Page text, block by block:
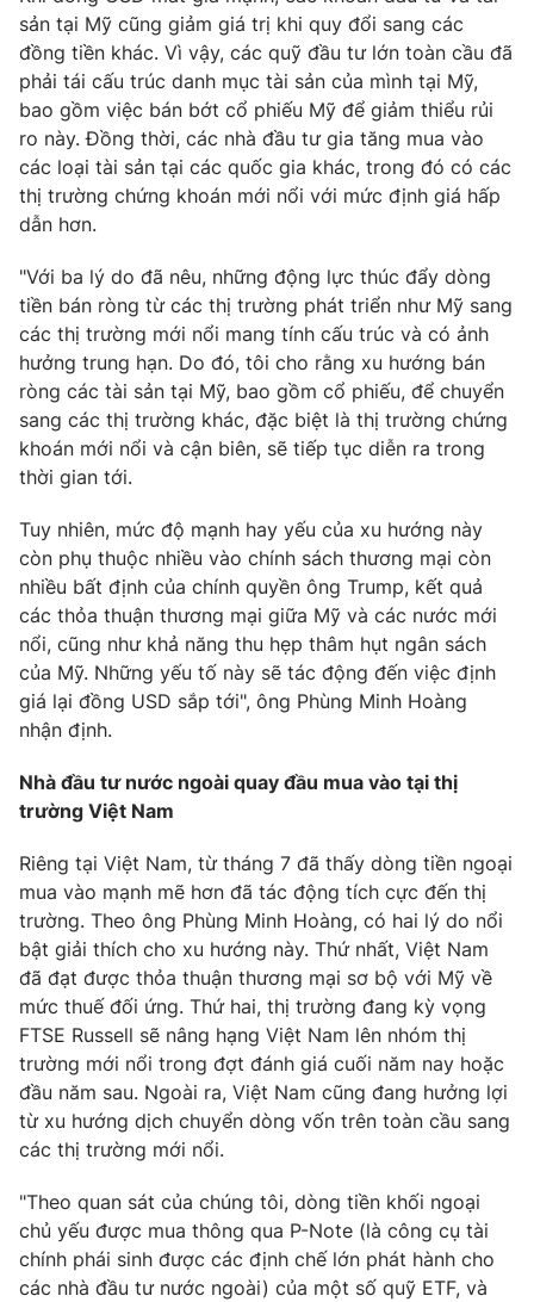
sản tại Mỹ cũng giảm giá trị khi quy đổi sang các
đồng tiền khác. Vì vậy, các quỹ đầu tư lớn toàn cầu đã
phải tái cấu trúc danh mục tài sản của mình tại Mỹ,
bao gồm việc bán bớt cổ phiếu Mỹ để giảm thiểu rủi
ro này. Đồng thời, các nhà đầu tư gia tăng mua vào
các loại tài sản tại các quốc gia khác, trong đó có các
thị trường chứng khoán mới nổi với mức định giá hấp
dẫn hơn.
"Với ba lý do đã nêu, những động lực thúc đẩy dòng
tiền bán ròng từ các thị trường phát triển như Mỹ sang
các thị trường mới nổi mang tính cấu trúc và có ảnh
hưởng trung hạn. Do đó, tôi cho rằng xu hướng bán
ròng các tài sản tại Mỹ, bao gồm cổ phiếu, để chuyển
sang các thị trường khác, đặc biệt là thị trường chứng
khoán mới nổi và cận biên, sẽ tiếp tục diễn ra trong
thời gian tới.
Tuy nhiên, mức độ mạnh hay yếu của xu hướng này
còn phụ thuộc nhiều vào chính sách thương mại còn
nhiều bất định của chính quyền ông Trump, kết quả
các thỏa thuận thương mại giữa Mỹ và các nước mới
nổi, cũng như khả năng thu hẹp thâm hụt ngân sách
của Mỹ. Những yếu tố này sẽ tác động đến việc định
giá lại đồng USD sắp tới", ông Phùng Minh Hoàng
nhận định.
Nhà đầu tư nước ngoài quay đầu mua vào tại thị
trường Việt Nam
Riêng tại Việt Nam, từ tháng 7 đã thấy dòng tiền ngoại
mua vào mạnh mẽ hơn đã tác động tích cực đến thị
trường. Theo ông Phùng Minh Hoàng, có hai lý do nổi
bật giải thích cho xu hướng này. Thứ nhất, Việt Nam
đã đạt được thỏa thuận thương mại sơ bộ với Mỹ về
mức thuế đối ứng. Thứ hai, thị trường đang kỳ vọng
FTSE Russell sẽ nâng hạng Việt Nam lên nhóm thị
trường mới nổi trong đợt đánh giá cuối năm nay hoặc
đầu năm sau. Ngoài ra, Việt Nam cũng đang hưởng lợi
từ xu hướng dịch chuyển dòng vốn trên toàn cầu sang
các thị trường mới nổi.
"Theo quan sát của chúng tôi, dòng tiền khối ngoại
chủ yếu được mua thông qua P-Note (là công cụ tài
chính phái sinh được các định chế lớn phát hành cho
các nhà đầu tư nước ngoài) của một số quỹ ETF, và